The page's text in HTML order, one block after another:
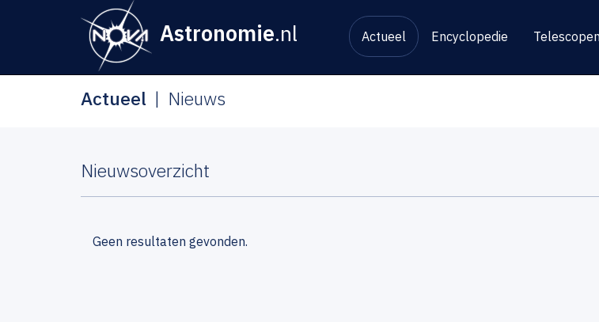
Astronomie.nl Actueel Encyclopedie Telescopen
Actueel Nieuws
Nieuwsoverzicht
Geen resultaten gevonden.